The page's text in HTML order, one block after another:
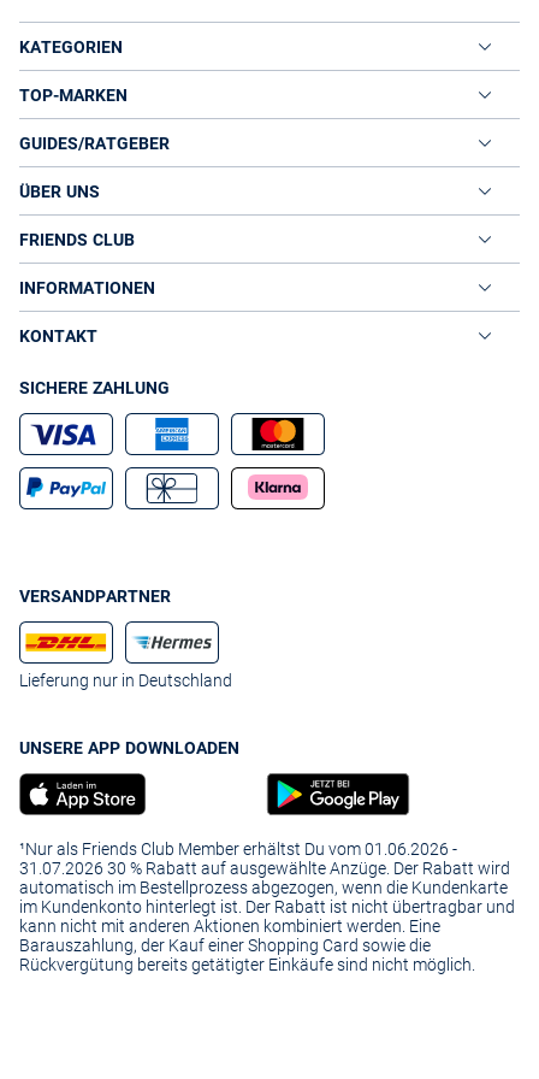
KATEGORIEN
TOP-MARKEN
GUIDES/RATGEBER
ÜBER UNS
FRIENDS CLUB
INFORMATIONEN
KONTAKT
SICHERE ZAHLUNG
VERSANDPARTNER
Lieferung nur in Deutschland
UNSERE APP DOWNLOADEN
¹Nur als Friends Club Member erhältst Du vom 01.06.2026 -
31.07.2026 30 % Rabatt auf ausgewählte Anzüge. Der Rabatt wird
automatisch im Bestellprozess abgezogen, wenn die Kundenkarte
im Kundenkonto hinterlegt ist. Der Rabatt ist nicht übertragbar und
kann nicht mit anderen Aktionen kombiniert werden. Eine
Barauszahlung, der Kauf einer Shopping Card sowie die
Rückvergütung bereits getätigter Einkäufe sind nicht möglich.